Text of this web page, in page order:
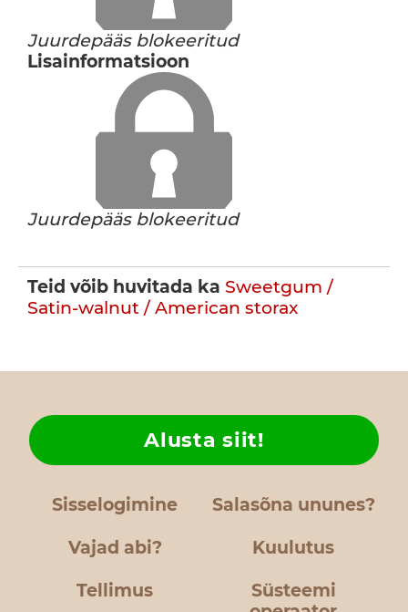
Juurdepääs blokeeritud
Lisainformatsioon
Juurdepääs blokeeritud
Teid võib huvitada ka Sweetgum /
Satin-walnut / American storax
Sisselogimine Salasõna ununes?
Vajad abi?
Alusta siit!
Kuulutus
Tellimus
Süsteemi